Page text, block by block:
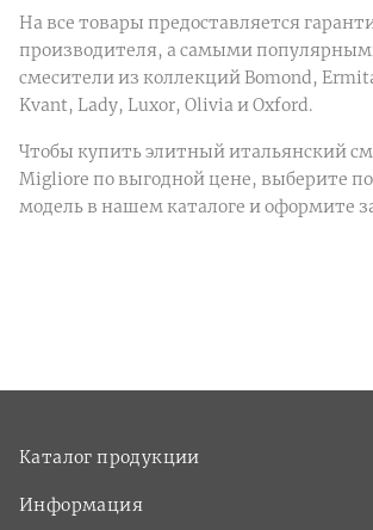
На все товары предоставляется
производителя, а самыми
смесители из коллекций Bomond,
Kvant, Lady, Luxor, Olivia и Oxford.
Чтобы купить элитный итальянский
Migliore по выгодной цене, выберите
модель в нашем каталоге и оформите
Каталог продукции
Информация